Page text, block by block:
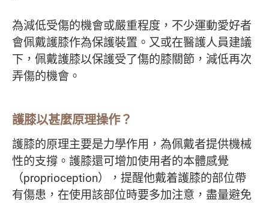
為減低受傷的機會或嚴重程度，不少運動愛好者
會佩戴護膝作為保護裝置。又或在醫護人員建議
下，佩戴護膝以保護受了傷的膝關節，減低再次
弄傷的機會。
護膝以甚麼原理操作？
護膝的原理主要是力學作用，為佩戴者提供機械
性的支撐。護膝還可增加使用者的本體感覺
（proprioception），提醒他戴着護膝的部位帶
有傷患，在使用該部位時要多加注意，盡量避免